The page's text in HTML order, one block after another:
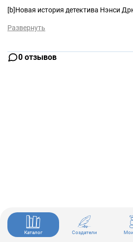
[b]Новая история детектива Нэнси
Развернуть
0 отзывов
Каталог Создатели